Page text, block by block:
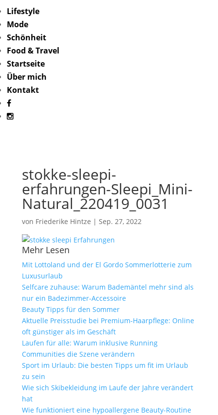
Lifestyle
Mode
Schönheit
Food & Travel
Startseite
Über mich
Kontakt
stokke-sleepi-
erfahrungen-Sleepi_Mini-
Natural_220419_0031
von Friederike Hintze | Sep. 27, 2022
Mehr Lesen
Mit Lottoland und der El Gordo Sommerlotterie zum
Luxusurlaub
Selfcare zuhause: Warum Bademäntel mehr sind als
nur ein Badezimmer-Accessoire
Beauty Tipps für den Sommer
Aktuelle Preisstudie bei Premium-Haarpflege: Online
oft günstiger als im Geschäft
Laufen für alle: Warum inklusive Running
Communities die Szene verändern
Sport im Urlaub: Die besten Tipps um fit im Urlaub
zu sein
Wie sich Skibekleidung im Laufe der Jahre verändert
hat
Wie funktioniert eine hypoallergene Beauty-Routine